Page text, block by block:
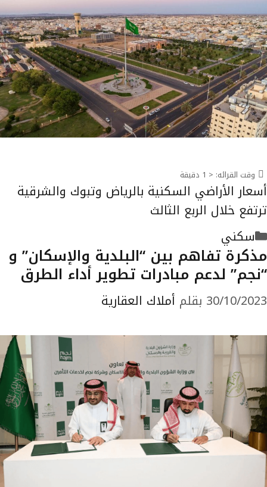
وقت القرائه: < 1 دقيقة
أسعار الأراضي السكنية بالرياض وتبوك والشرقية
ترتفع خلال الربع الثالث
التصنيفات
سكني
مذكرة تفاهم بين “البلدية والإسكان” و
“نجم” لدعم مبادرات تطوير أداء الطرق
30/10/2023 بقلم أملاك العقارية